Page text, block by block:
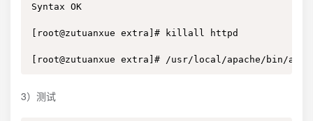
Syntax OK
[root@zutuanxue extra]# killall httpd
[root@zutuanxue extra]# /usr/local/apache/bin/
3）测试